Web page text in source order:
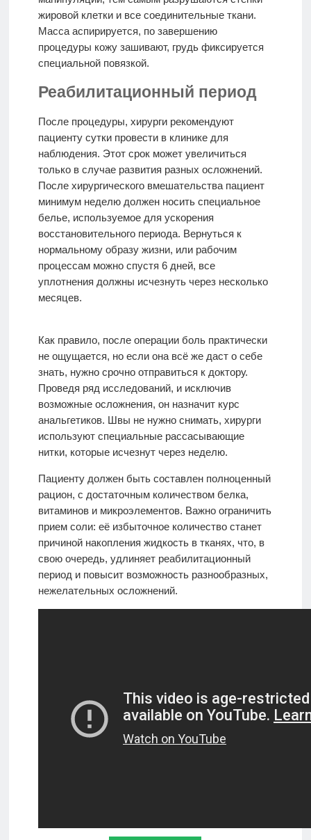
жировой клетки и все соединительные ткани.
Масса аспирируется, по завершению
процедуры кожу зашивают, грудь фиксируется
специальной повязкой.
Реабилитационный период
После процедуры, хирурги рекомендуют
пациенту сутки провести в клинике для
наблюдения. Этот срок может увеличиться
только в случае развития разных осложнений.
После хирургического вмешательства пациент
минимум неделю должен носить специальное
белье, используемое для ускорения
восстановительного периода. Вернуться к
нормальному образу жизни, или рабочим
процессам можно спустя 6 дней, все
уплотнения должны исчезнуть через несколько
месяцев.
Как правило, после операции боль практически
не ощущается, но если она всё же даст о себе
знать, нужно срочно отправиться к доктору.
Проведя ряд исследований, и исключив
возможные осложнения, он назначит курс
анальгетиков. Швы не нужно снимать, хирурги
используют специальные рассасывающие
нитки, которые исчезнут через неделю.
Пациенту должен быть составлен полноценный
рацион, с достаточным количеством белка,
витаминов и микроэлементов. Важно ограничить
прием соли: её избыточное количество станет
причиной накопления жидкость в тканях, что, в
свою очередь, удлиняет реабилитационный
период и повысит возможность разнообразных,
нежелательных осложнений.